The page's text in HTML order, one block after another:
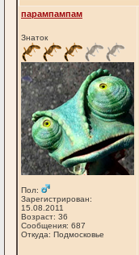
парампампам
Знаток
Пол:
Зарегистрирован:
15.08.2011
Возраст: 36
Сообщения: 687
Откуда: Подмосковье